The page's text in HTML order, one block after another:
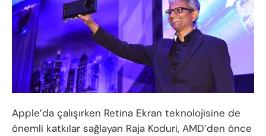
Apple’da çalışırken Retina Ekran teknolojisine de
önemli katkılar sağlayan Raja Koduri, AMD’den önce